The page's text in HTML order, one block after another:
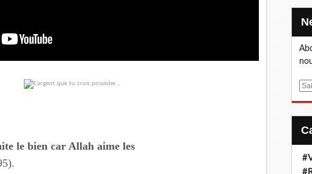
le bien car Allah aime les
E